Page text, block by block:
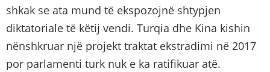
shkak se ata mund të ekspozojnë shtypjen
diktatoriale të këtij vendi. Turqia dhe Kina kishin
nënshkruar një projekt traktat ekstradimi në 2017
por parlamenti turk nuk e ka ratifikuar atë.